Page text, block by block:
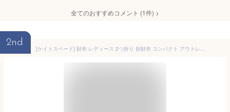
全てのおすすめコメント (1件) >
2nd
[ケイトスペード] 財布 レディース 2つ折り 折財布 コンパクト アウトレット ブランド レザー ブルーマルチ MADISON COLORBLOCK SAFFIANO LE KC511 404 kate spade [並行輸入品]